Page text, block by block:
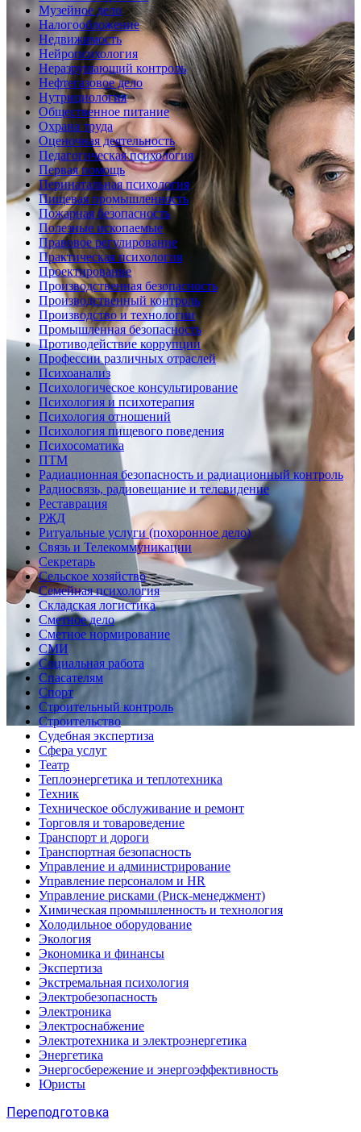
Музейное дело
Налогообложение
Недвижимость
Нейропсихология
Неразрушающий контроль
Нефтегазовое дело
Нутрициология
Общественное питание
Охрана труда
Оценочная деятельность
Педагогическая психология
Первая помощь
Перинатальная психология
Пищевая промышленность
Пожарная безопасность
Полезные ископаемые
Правовое регулирование
Практическая психология
Проектирование
Производственная безопасность
Производственный контроль
Производство и технологии
Промышленная безопасность
Противодействие коррупции
Профессии различных отраслей
Психоанализ
Психологическое консультирование
Психология и психотерапия
Психология отношений
Психология пищевого поведения
Психосоматика
ПТМ
Радиационная безопасность и радиационный контроль
Радиосвязь, радиовещание и телевидение
Реставрация
РЖД
Ритуальные услуги (похоронное дело)
Связь и Телекоммуникации
Секретарь
Сельское хозяйство
Семейная психология
Складская логистика
Сметное дело
Сметное нормирование
СМИ
Социальная работа
Спасателям
Спорт
Строительный контроль
Строительство
Судебная экспертиза
Сфера услуг
Театр
Теплоэнергетика и теплотехника
Техник
Техническое обслуживание и ремонт
Торговля и товароведение
Транспорт и дороги
Транспортная безопасность
Управление и администрирование
Управление персоналом и HR
Управление рисками (Риск-менеджмент)
Химическая промышленность и технология
Холодильное оборудование
Экология
Экономика и финансы
Экспертиза
Экстремальная психология
Электробезопасность
Электроника
Электроснабжение
Электротехника и электроэнергетика
Энергетика
Энергосбережение и энергоэффективность
Юристы
Переподготовка